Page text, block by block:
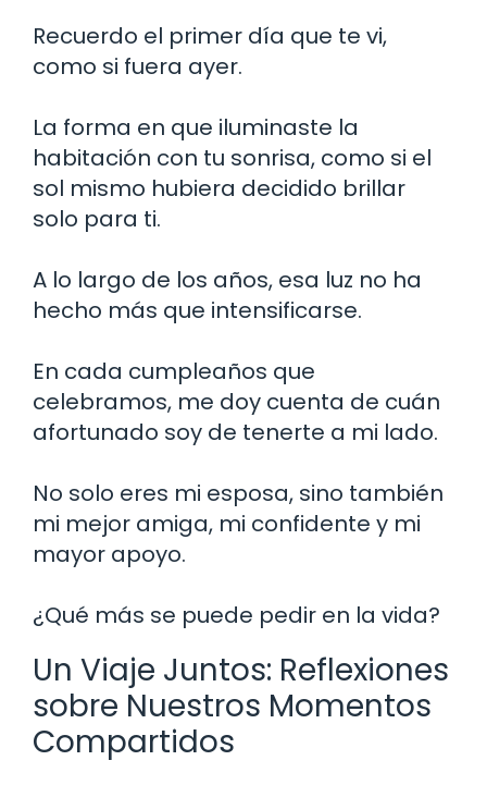
Recuerdo el primer día que te vi,
como si fuera ayer.
La forma en que iluminaste la
habitación con tu sonrisa, como si el
sol mismo hubiera decidido brillar
solo para ti.
A lo largo de los años, esa luz no ha
hecho más que intensificarse.
En cada cumpleaños que
celebramos, me doy cuenta de cuán
afortunado soy de tenerte a mi lado.
No solo eres mi esposa, sino también
mi mejor amiga, mi confidente y mi
mayor apoyo.
¿Qué más se puede pedir en la vida?
Un Viaje Juntos: Reflexiones
sobre Nuestros Momentos
Compartidos